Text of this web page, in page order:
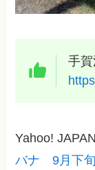
手
Yahoo!
バナ 9月下旬